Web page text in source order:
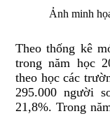
Ảnh minh
Theo thống kê
trong năm học
theo học các
295.000 người
21,8%. Trong